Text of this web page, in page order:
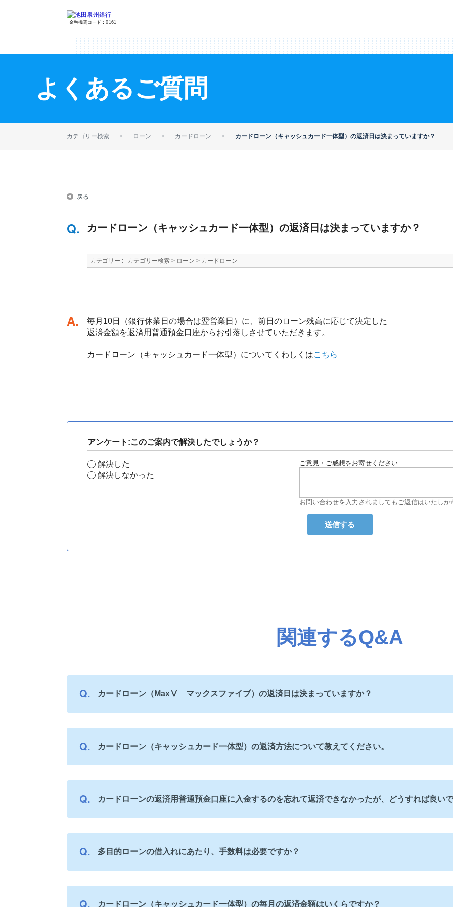
金融機関コード：0161
よくあるご質問
カテゴリー検索 ローン カードローン カードローン（キャッシュカード一体型）の返済日は決まっていますか？
戻る
カードローン（キャッシュカード一体型）の返済日は決まっていますか？
カテゴリー : カテゴリー検索 > ローン > カードローン
回答
毎月10日（銀行休業日の場合は翌営業日）に、前日のローン残高に応じて決定した
返済金額を返済用普通預金口座からお引落しさせていただきます。
カードローン（キャッシュカード一体型）についてくわしくはこちら
アンケート:このご案内で解決したでしょうか？
解決した
解決しなかった
ご意見・ご感想をお寄せください
お問い合わせを入力されましてもご返信はいたしか
関連するQ&A
カードローン（MaxⅤ マックスファイブ）の返済日は決まっていますか？
カードローン（キャッシュカード一体型）の返済方法について教えてください。
カードローンの返済用普通預金口座に入金するのを忘れて返済できなかったが、どうすれば良い
多目的ローンの借入れにあたり、手数料は必要ですか？
カードローン（キャッシュカード一体型）の毎月の返済金額はいくらですか？